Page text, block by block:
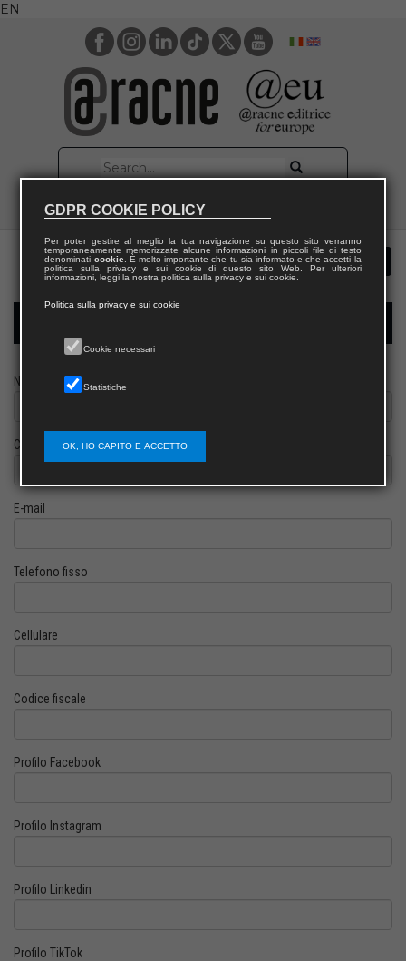
EN
Nome
Cognome
E-mail
Telefono fisso
Cellulare
Codice fiscale
Profilo Facebook
Profilo Instagram
Profilo Linkedin
Profilo TikTok
GDPR COOKIE POLICY
Per poter gestire al meglio la tua navigazione su questo sito verranno
temporaneamente memorizzate alcune informazioni in piccoli file di testo
denominati cookie. È molto importante che tu sia informato e che accetti la
politica sulla privacy e sui cookie di questo sito Web. Per ulteriori
informazioni, leggi la nostra politica sulla privacy e sui cookie.
Politica sulla privacy e sui cookie
Cookie necessari
Statistiche
OK, HO CAPITO E ACCETTO